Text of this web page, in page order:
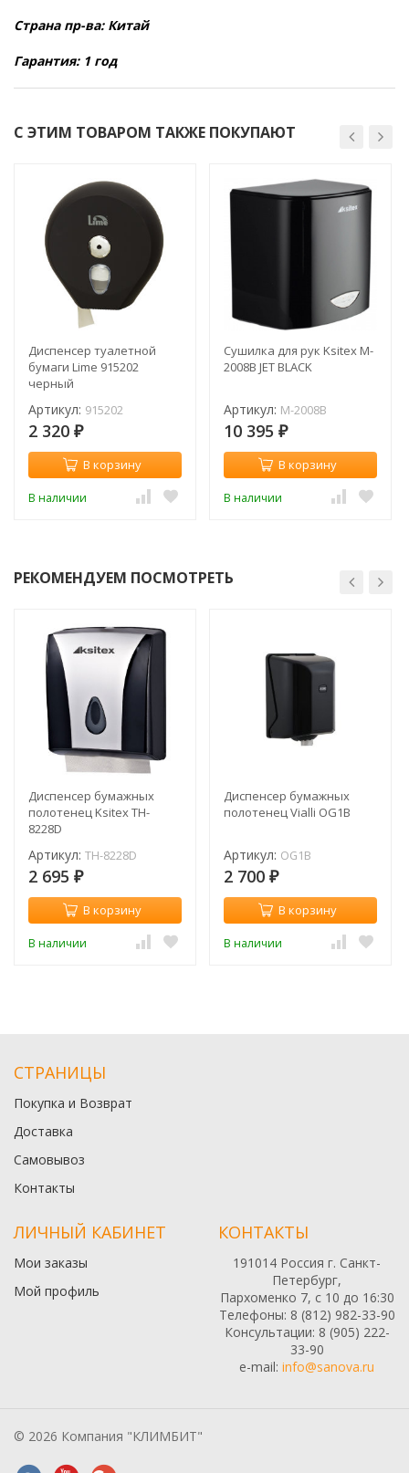
Страна пр-ва: Китай
Гарантия: 1 год
С ЭТИМ ТОВАРОМ ТАКЖЕ ПОКУПАЮТ
Диспенсер туалетной
бумаги Lime 915202
черный
Артикул: 915202
2 320 ₽
В корзину
В наличии
Сушилка для рук Ksitex M-
2008B JET BLACK
Артикул: M-2008B
10 395 ₽
В корзину
В наличии
РЕКОМЕНДУЕМ ПОСМОТРЕТЬ
Диспенсер бумажных
полотенец Ksitex TH-
8228D
Артикул: TH-8228D
2 695 ₽
В корзину
В наличии
Диспенсер бумажных
полотенец Vialli OG1B
Артикул: OG1B
2 700 ₽
В корзину
В наличии
СТРАНИЦЫ
Покупка и Возврат
Доставка
Самовывоз
Контакты
ЛИЧНЫЙ КАБИНЕТ
Мои заказы
Мой профиль
КОНТАКТЫ
191014 Россия г. Санкт-
Петербург,
Пархоменко 7, с 10 до 16:30
Телефоны: 8 (812) 982-33-90
Консультации: 8 (905) 222-
33-90
e-mail: info@sanova.ru
© 2026 Компания "КЛИМБИТ"